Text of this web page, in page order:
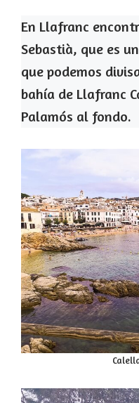
En Llafranc
Sebastià, que es
que podemos
bahía de Llafranc
Palamós al fondo.